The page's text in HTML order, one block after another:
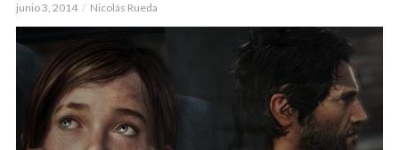
junio 3, 2014 Nicolás Rueda